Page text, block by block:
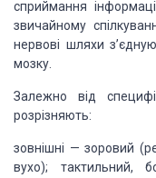
сприймання
звичайному
нервові шляхи
мозку.
Залежно від
розрізняють:
зовнішні — зоровий
вухо); тактильний,